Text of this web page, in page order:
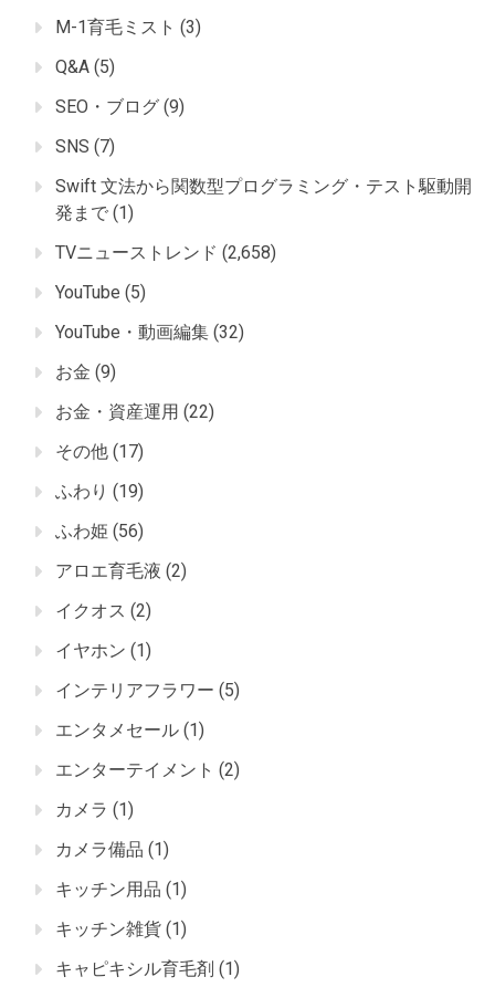
M-1育毛ミスト (3)
Q&A (5)
SEO・ブログ (9)
SNS (7)
Swift 文法から関数型プログラミング・テスト駆動開
発まで (1)
TVニューストレンド (2,658)
YouTube (5)
YouTube・動画編集 (32)
お金 (9)
お金・資産運用 (22)
その他 (17)
ふわり (19)
ふわ姫 (56)
アロエ育毛液 (2)
イクオス (2)
イヤホン (1)
インテリアフラワー (5)
エンタメセール (1)
エンターテイメント (2)
カメラ (1)
カメラ備品 (1)
キッチン用品 (1)
キッチン雑貨 (1)
キャピキシル育毛剤 (1)